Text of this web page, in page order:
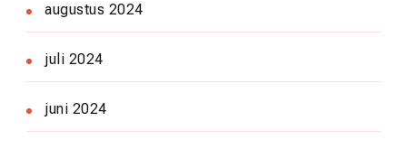
augustus 2024
juli 2024
juni 2024